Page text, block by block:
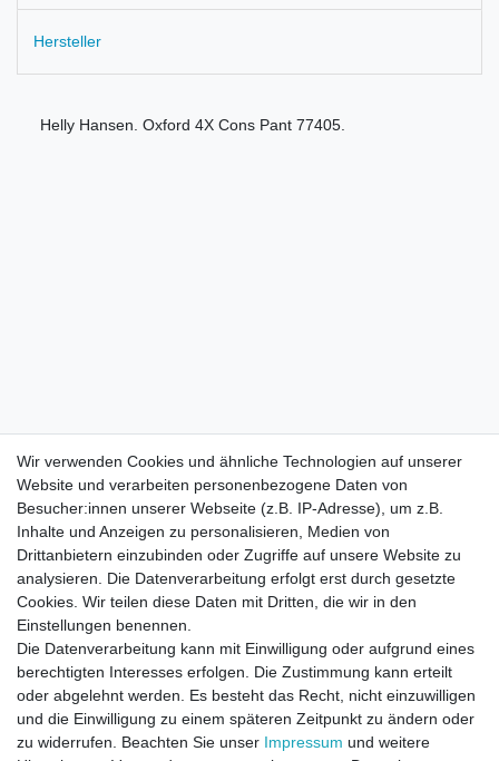
Hersteller
Helly Hansen. Oxford 4X Cons Pant 77405.
Wir verwenden Cookies und ähnliche Technologien auf unserer
Website und verarbeiten personenbezogene Daten von
Besucher:innen unserer Webseite (z.B. IP-Adresse), um z.B.
Inhalte und Anzeigen zu personalisieren, Medien von
Drittanbietern einzubinden oder Zugriffe auf unsere Website zu
analysieren. Die Datenverarbeitung erfolgt erst durch gesetzte
Cookies. Wir teilen diese Daten mit Dritten, die wir in den
Einstellungen benennen.
Die Datenverarbeitung kann mit Einwilligung oder aufgrund eines
berechtigten Interesses erfolgen. Die Zustimmung kann erteilt
oder abgelehnt werden. Es besteht das Recht, nicht einzuwilligen
und die Einwilligung zu einem späteren Zeitpunkt zu ändern oder
zu widerrufen. Beachten Sie unser Impressum und weitere